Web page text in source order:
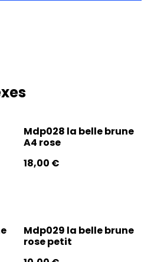
Mdp028 la belle brune
A4 rose
18,00 €
Mdp029 la belle brune
rose petit